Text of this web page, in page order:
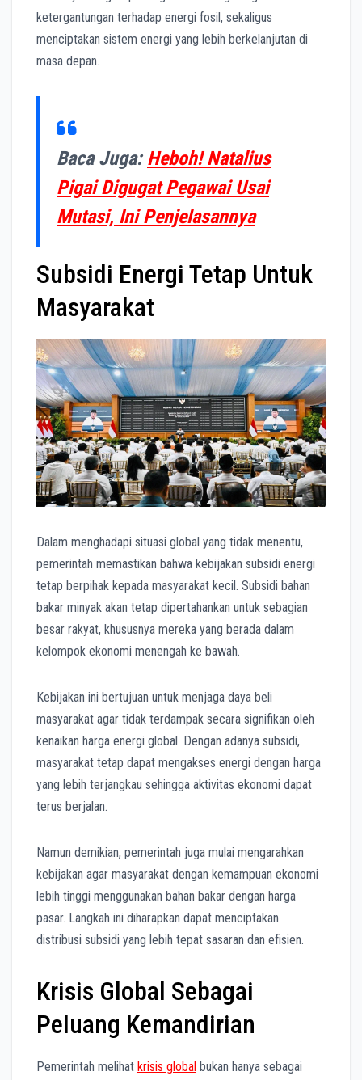
ketergantungan terhadap energi fosil, sekaligus
menciptakan sistem energi yang lebih berkelanjutan di
masa depan.
Baca Juga:Heboh! Natalius
Pigai Digugat Pegawai Usai
Mutasi, Ini Penjelasannya
Subsidi Energi Tetap Untuk
Masyarakat
Dalam menghadapi situasi global yang tidak menentu,
pemerintah memastikan bahwa kebijakan subsidi energi
tetap berpihak kepada masyarakat kecil. Subsidi bahan
bakar minyak akan tetap dipertahankan untuk sebagian
besar rakyat, khususnya mereka yang berada dalam
kelompok ekonomi menengah ke bawah.
Kebijakan ini bertujuan untuk menjaga daya beli
masyarakat agar tidak terdampak secara signifikan oleh
kenaikan harga energi global. Dengan adanya subsidi,
masyarakat tetap dapat mengakses energi dengan harga
yang lebih terjangkau sehingga aktivitas ekonomi dapat
terus berjalan.
Namun demikian, pemerintah juga mulai mengarahkan
kebijakan agar masyarakat dengan kemampuan ekonomi
lebih tinggi menggunakan bahan bakar dengan harga
pasar. Langkah ini diharapkan dapat menciptakan
distribusi subsidi yang lebih tepat sasaran dan efisien.
Krisis Global Sebagai
Peluang Kemandirian
Pemerintah melihat krisis global bukan hanya sebagai